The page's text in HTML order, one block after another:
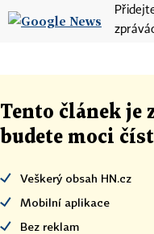
Tento článek je
budete moci
Veškerý obsah HN.cz
Mobilní aplikace
Bez reklam